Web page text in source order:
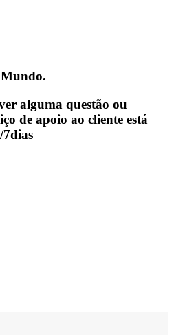
alguma questão ou
de apoio ao cliente está
7dias